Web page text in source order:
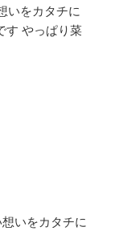
いをカタチに
す やっぱり菜
いをカタチに